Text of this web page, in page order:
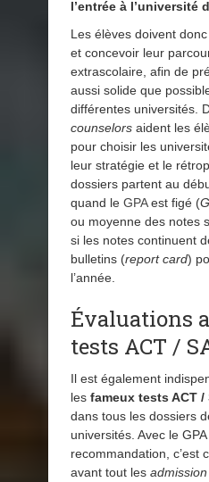
l’entrée à l’université
Les élèves doivent
et concevoir leur
extrascolaire, afin de
aussi solide que
différentes universités.
counselorsaident les
pour choisir les
leur stratégie et le
dossiers partent au
quand le GPAest figé (
ou moyenne des notes
si les notes continuent
bulletins (report card)
l’année.
Évaluations
tests ACT /
Il est également
les fameux tests ACT /
dans tous les dossiers
universités. Avec le
recommandation, c’est
avant tout les